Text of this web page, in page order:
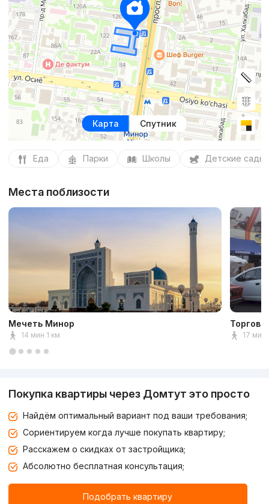
Карта Спутник
Еда Парки Школы Детские сады
Места поблизости
Мечеть Минор
14 мин 1 км 17 мин
Покупка квартиры через Домтут это просто
Найдём оптимальный вариант под ваши требования;
Сориентируем когда лучше покупать квартиру;
Расскажем о скидках от застройщика;
Абсолютно бесплатная консультация;
Подобрать квартиру